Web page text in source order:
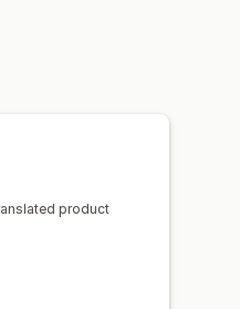
product